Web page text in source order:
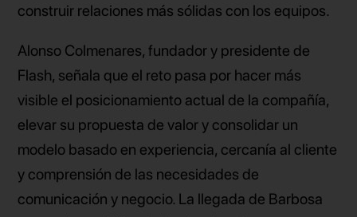
construir relaciones más sólidas con los equipos.
Alonso Colmenares, fundador y presidente de
Flash, señala que el reto pasa por hacer más
visible el posicionamiento actual de la compañía,
elevar su propuesta de valor y consolidar un
modelo basado en experiencia, cercanía al cliente
y comprensión de las necesidades de
comunicación y negocio. La llegada de Barbosa